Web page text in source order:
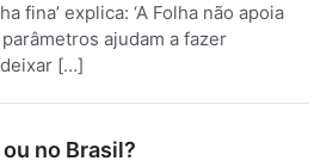
fina’ explica: ‘A Folha não apoia
ajudam a fazer
[…]
no Brasil?